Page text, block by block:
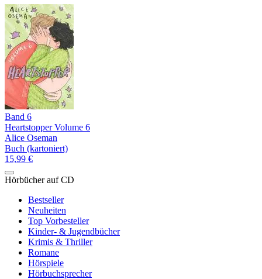
Band 6
Heartstopper Volume 6
Alice Oseman
Buch (kartoniert)
15,99 €
Hörbücher auf CD
Bestseller
Neuheiten
Top Vorbesteller
Kinder- & Jugendbücher
Krimis & Thriller
Romane
Hörspiele
Hörbuchsprecher